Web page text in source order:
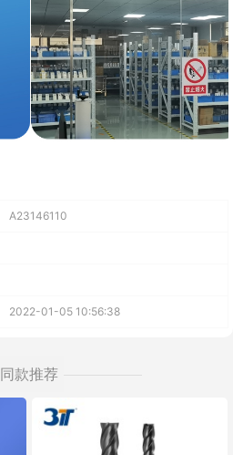
A23146110
2022-01-05 10:56:38
同款推荐